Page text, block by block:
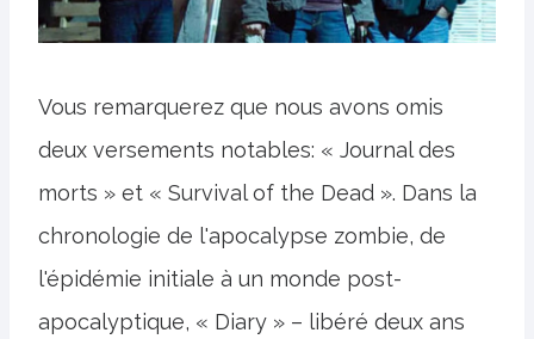
Vous remarquerez que nous avons omis
deux versements notables: « Journal des
morts » et « Survival of the Dead ». Dans la
chronologie de l'apocalypse zombie, de
l'épidémie initiale à un monde post-
apocalyptique, « Diary » – libéré deux ans